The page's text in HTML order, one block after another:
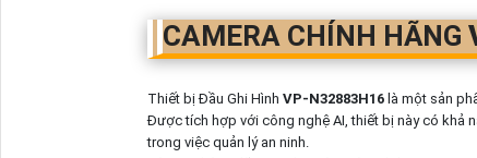
CAMERA CHÍNH HÃNG
Thiết bị Đầu Ghi Hình VP-N32883H16 là một sản
Được tích hợp với công nghệ AI, thiết bị này có khả
trong việc quản lý an ninh.